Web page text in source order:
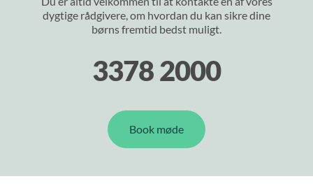
dygtige rådgivere, om hvordan du kan sikre dine
børns fremtid bedst muligt.
3378 2000
Book møde